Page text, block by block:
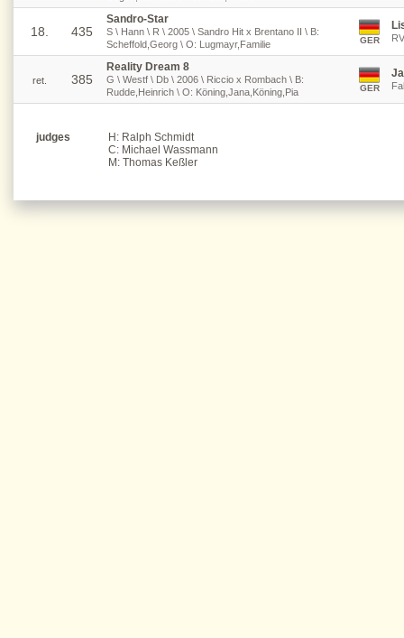
18. 435
Sandro-Star
S \ Hann \ R \ 2005 \ Sandro Hit x Brentano II \ B:
Scheffold,Georg \ O: Lugmayr,Familie
GER
ret. 385
Reality Dream 8
G \ Westf \ Db \ 2006 \ Riccio x Rombach \ B:
Rudde,Heinrich \ O: Köning,Jana,Köning,Pia
GER
judges
H: Ralph Schmidt
C: Michael Wassmann
M: Thomas Keßler